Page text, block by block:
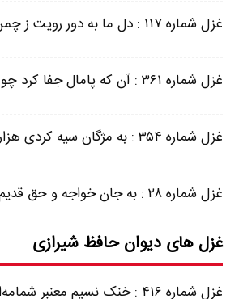
غزل شماره ۱۱۷ : دل ما به دور رویت ز چمن فراغ دارد
غزل شماره ۳۶۱ : آن که پامال جفا کرد چو خاک راهم
غزل شماره ۳۵۴ : به مژگان سیه کردی هزاران رخنه در دینم
غزل شماره ۲۸ : به جان خواجه و حق قدیم و عهد درست
غزل های دیوان حافظ شیرازی
غزل شماره ۴۱۶ : خنک نسیم معنبر شمامه‌ای دلخواه